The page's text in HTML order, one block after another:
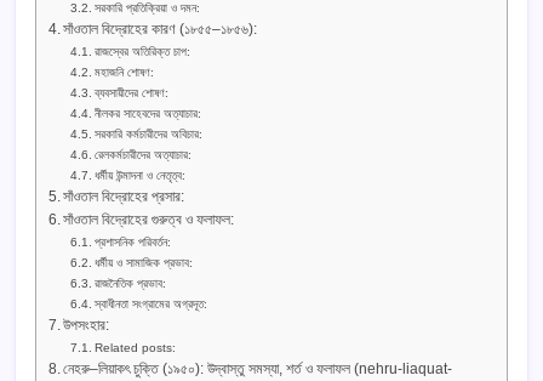
সরকারি প্রতিক্রিয়া ও দমন:
সাঁওতাল বিদ্রোহের কারণ (১৮৫৫–১৮৫৬):
রাজস্বের অতিরিক্ত চাপ:
মহাজনি শোষণ:
ব্যবসায়ীদের শোষণ:
নীলকর সাহেবদের অত্যাচার:
সরকারি কর্মচারীদের অবিচার:
রেলকর্মচারীদের অত্যাচার:
ধর্মীয় উন্মাদনা ও নেতৃত্ব:
সাঁওতাল বিদ্রোহের প্রসার:
সাঁওতাল বিদ্রোহের গুরুত্ব ও ফলাফল:
প্রশাসনিক পরিবর্তন:
ধর্মীয় ও সামাজিক প্রভাব:
রাজনৈতিক প্রভাব:
স্বাধীনতা সংগ্রামের অগ্রদূত:
উপসংহার:
Related posts:
নেহরু–লিয়াকৎ চুক্তি (১৯৫০): উদ্বাস্তু সমস্যা, শর্ত ও ফলাফল (nehru-liaquat-